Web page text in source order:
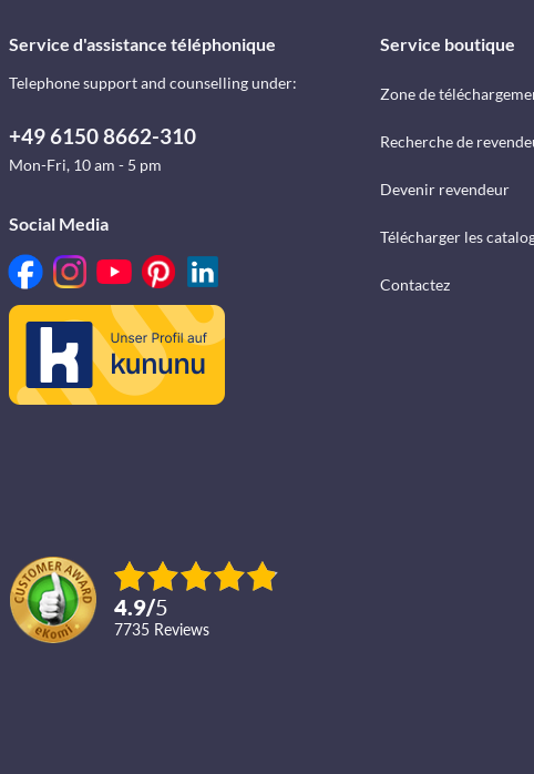
Service d'assistance téléphonique
Telephone support and counselling under:
+49 6150 8662-310
Mon-Fri, 10 am - 5 pm
Social Media
4.9/5
7735 reviews
Service boutique
Zone de
Recherche de
Devenir revendeur
Télécharger les
Contactez